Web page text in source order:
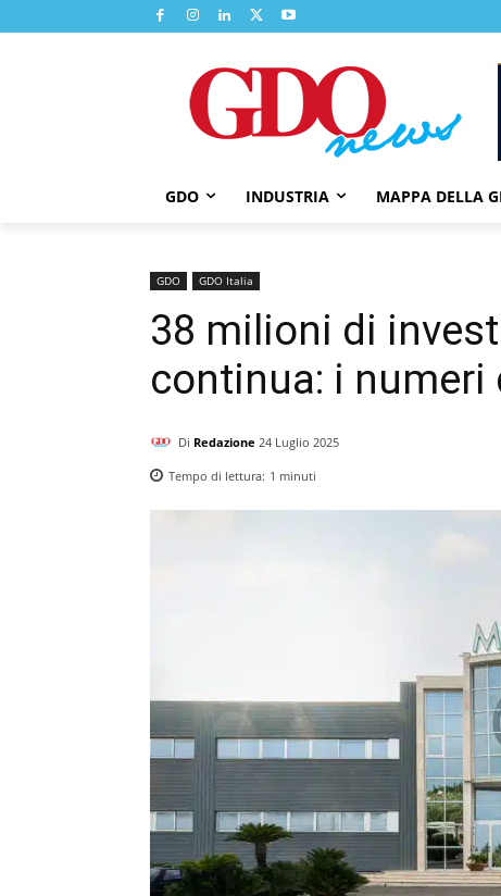
GDO INDUSTRIA MAPPA DELLA
GDO GDO Italia
38 milioni di
continua: i numeri
Di Redazione 24 Luglio 2025
Tempo di lettura: 1 minuti